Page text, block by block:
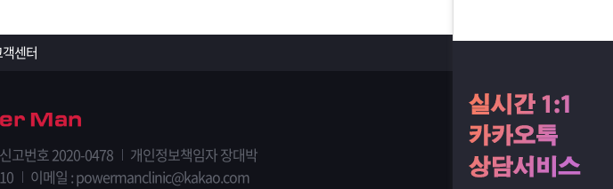
센터
고번호 2020-0478
개인정보책임자 장대박
이메일 : powermanclinic@kakao.com